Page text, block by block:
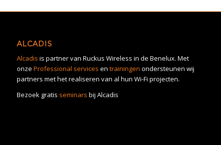
ALCADIS
Alcadis is partner van Ruckus Wireless in de Benelux. Met
onze Professional services en trainingen ondersteunen wij
partners met het realiseren van al hun Wi-Fi projecten.
Bezoek gratis seminars bij Alcadis